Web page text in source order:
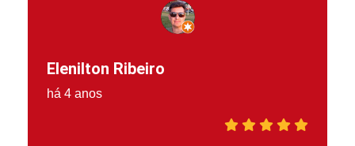
Elenilton Ribeiro
há 4 anos